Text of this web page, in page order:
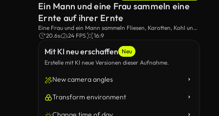
Mit KI neu erschaffen Neu
Erstelle mit KI neue Versionen dieser Aufnahme.
New camera angles
Transform environment
Ein Mann und eine Frau sammeln eine
Ernte auf ihrer Ernte
Eine Frau und ein Mann sammeln Fliesen, Karotten, Kohl und
andere Gemüse auf ihrer Ernte.
20.6s 24 FPS 16:9